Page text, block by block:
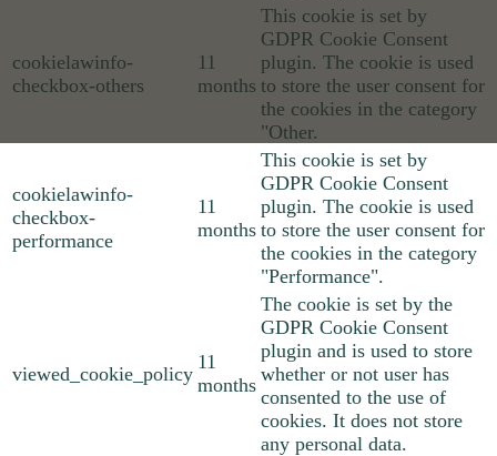
cookielawinfo-
checkbox-others
11
months
This cookie is set by
GDPR Cookie Consent
plugin. The cookie is used
to store the user consent for
the cookies in the category
"Other.
cookielawinfo-
checkbox-
performance
11
months
This cookie is set by
GDPR Cookie Consent
plugin. The cookie is used
to store the user consent for
the cookies in the category
"Performance".
viewed_cookie_policy
11
months
The cookie is set by the
GDPR Cookie Consent
plugin and is used to store
whether or not user has
consented to the use of
cookies. It does not store
any personal data.